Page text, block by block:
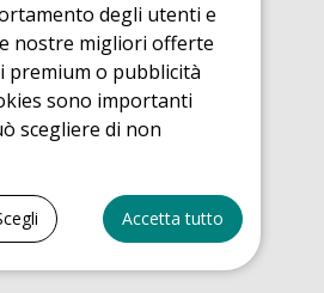
elastico da giardino
vostro tappeto elastico
da giardino
degli utenti e
nostre migliori offerte
o pubblicità
sono importanti
scegliere di non
Accetta tutto